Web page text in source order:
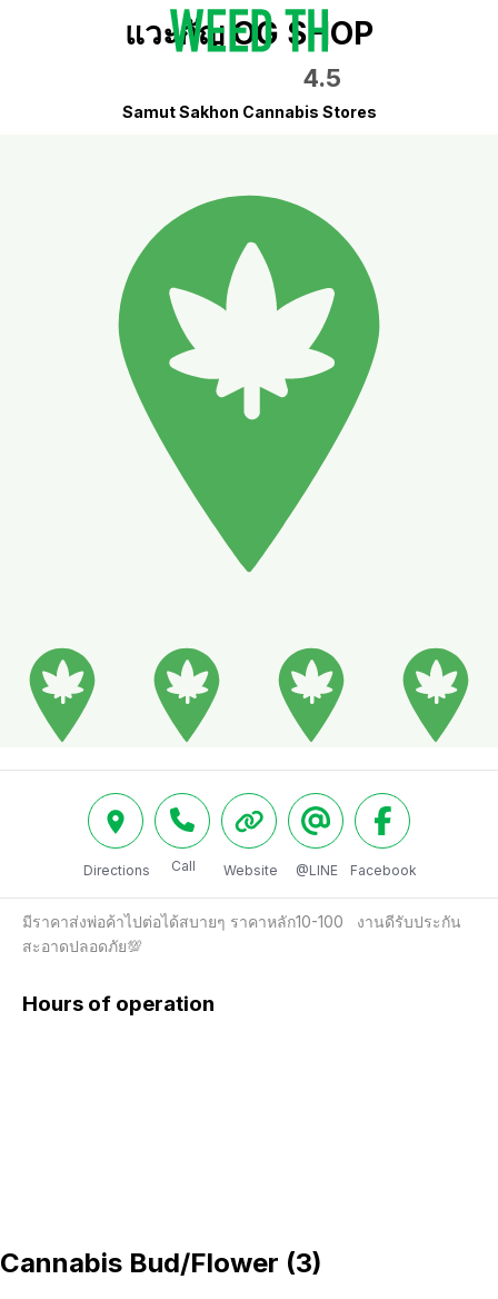
แวะกัญ OG SHOP
4.5
Samut Sakhon Cannabis Stores
Directions Call Website @LINE Facebook
มีราคาส่งพ่อค้าไปต่อได้สบายๆ ราคาหลัก10-100   งานดีรับประกัน
สะอาดปลอดภัย💯
Hours of operation
Cannabis Bud/Flower (3)